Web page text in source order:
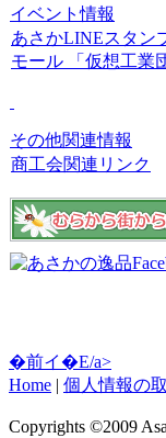
イベント情報
あさかLINEスタン
モール
「仮想工業
その他関連情報
商工会関連リンク
�前イ�E/a>
Home | 個人情報の
Copyrights ©2009